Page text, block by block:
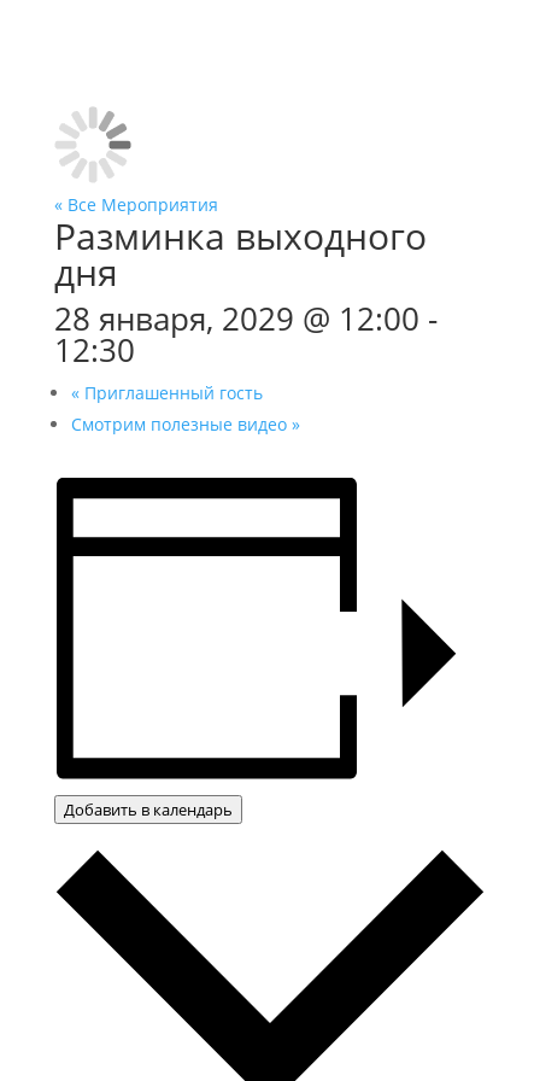
« Все Мероприятия
Разминка выходного
дня
28 января, 2029 @ 12:00 -
12:30
«Приглашенный гость
Смотрим полезные видео »
Добавить в календарь